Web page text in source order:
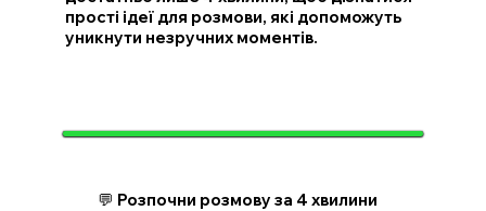
прості ідеї для розмови, які допоможуть
уникнути незручних моментів.
💬 Розпочни розмову за 4 хвилини